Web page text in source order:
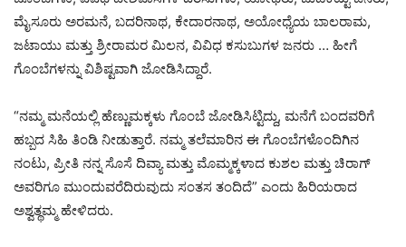
ಮೈಸೂರು ಅರಮನೆ, ಬದರಿನಾಥ, ಕೇದಾರನಾಥ, ಅಯೋಧ್ಯೆಯ ಬಾಲರಾಮ,
ಜಟಾಯು ಮತ್ತು ಶ್ರೀರಾಮರ ಮಿಲನ, ವಿವಿಧ ಕಸುಬುಗಳ ಜನರು … ಹೀಗೆ
ಗೊಂಬೆಗಳನ್ನು ವಿಶಿಷ್ಟವಾಗಿ ಜೋಡಿಸಿದ್ದಾರೆ.
“ನಮ್ಮ ಮನೆಯಲ್ಲಿ ಹೆಣ್ಣುಮಕ್ಕಳು ಗೊಂಬೆ ಜೋಡಿಸಿಟ್ಟಿದ್ದು, ಮನೆಗೆ ಬಂದವರಿಗೆ
ಹಬ್ಬದ ಸಿಹಿ ತಿಂಡಿ ನೀಡುತ್ತಾರೆ. ನಮ್ಮ ತಲೆಮಾರಿನ ಈ ಗೊಂಬೆಗಳೊಂದಿಗಿನ
ನಂಟು, ಪ್ರೀತಿ ನನ್ನ ಸೊಸೆ ದಿವ್ಯಾ ಮತ್ತು ಮೊಮ್ಮಕ್ಕಳಾದ ಕುಶಲ ಮತ್ತು ಚಿರಾಗ್
ಅವರಿಗೂ ಮುಂದುವರೆದಿರುವುದು ಸಂತಸ ತಂದಿದೆ” ಎಂದು ಹಿರಿಯರಾದ
ಅಶ್ವತ್ಥಮ್ಮ ಹೇಳಿದರು.